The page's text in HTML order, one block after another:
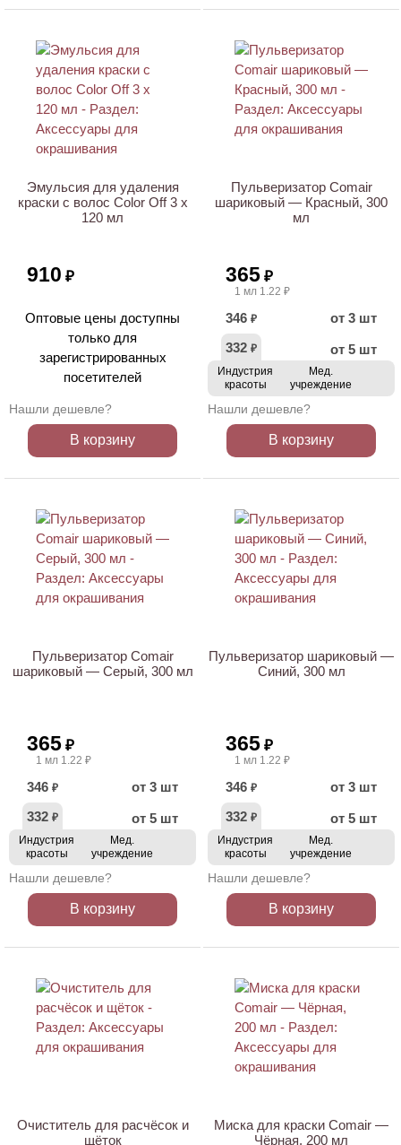
Эмульсия для удаления
краски с волос Color Off 3 х
120 мл
910 ₽
Оптовые цены доступны
только для
зарегистрированных
посетителей
Нашли дешевле?
В корзину
Пульверизатор Comair
шариковый — Красный, 300
мл
365 ₽
1 мл 1.22 ₽
346 ₽
от 3 шт
332 ₽ от 5 шт
Индустрия
красоты
Мед.
учреждение
Нашли дешевле?
В корзину
Пульверизатор Comair
шариковый — Серый, 300 мл
365 ₽
1 мл 1.22 ₽
346 ₽
от 3 шт
332 ₽ от 5 шт
Индустрия
красоты
Мед.
учреждение
Нашли дешевле?
В корзину
Пульверизатор шариковый —
Синий, 300 мл
365 ₽
1 мл 1.22 ₽
346 ₽
от 3 шт
332 ₽ от 5 шт
Индустрия
красоты
Мед.
учреждение
Нашли дешевле?
В корзину
Очиститель для расчёсок и
щёток
Миска для краски Comair —
Чёрная, 200 мл